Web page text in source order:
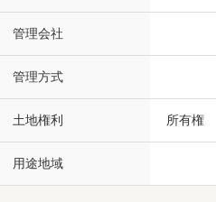
管理会社
管理方式
土地権利 所有権
用途地域